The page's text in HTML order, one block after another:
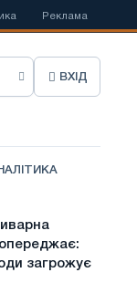
Іспанська Acerinox
Реклама
ВХІД
загрожує